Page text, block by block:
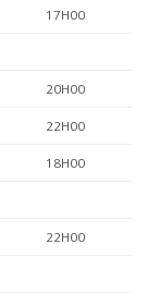
17H00
20H00
22H00
18H00
22H00